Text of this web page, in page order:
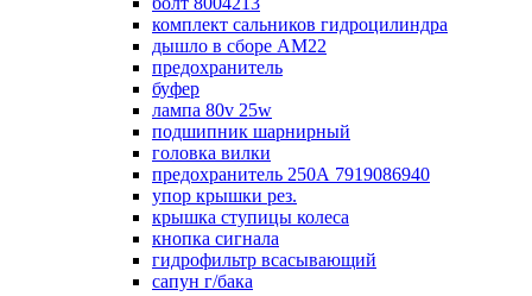
комплект сальников гидроцилиндра
дышло в сборе AM22
предохранитель
буфер
лампа 80v 25w
подшипник шарнирный
головка вилки
предохранитель 250А 7919086940
упор крышки рез.
крышка ступицы колеса
кнопка сигнала
гидрофильтр всасывающий
сапун г/бака